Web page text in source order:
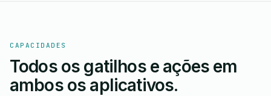
CAPACIDADES
Todos os gatilhos e ações em
ambos os aplicativos.